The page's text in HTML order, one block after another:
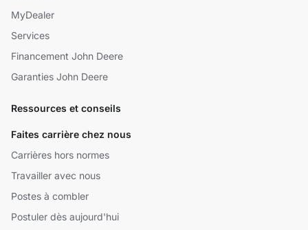
MyDealer
Services
Financement John Deere
Garanties John Deere
Ressources et conseils
Faites carrière chez nous
Carrières hors normes
Travailler avec nous
Postes à combler
Postuler dès aujourd'hui